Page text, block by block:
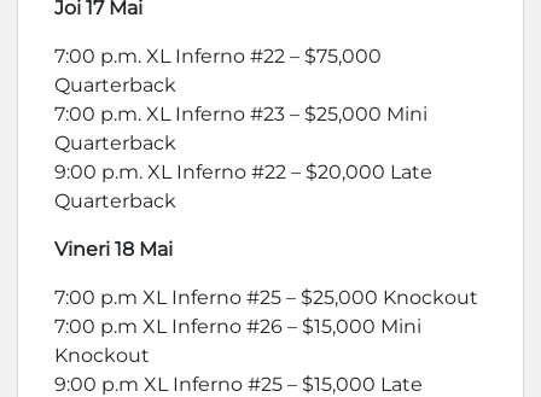
Joi 17 Mai
7:00 p.m. XL Inferno #22 – $75,000
Quarterback
7:00 p.m. XL Inferno #23 – $25,000 Mini
Quarterback
9:00 p.m. XL Inferno #22 – $20,000 Late
Quarterback
Vineri 18 Mai
7:00 p.m XL Inferno #25 – $25,000 Knockout
7:00 p.m XL Inferno #26 – $15,000 Mini
Knockout
9:00 p.m XL Inferno #25 – $15,000 Late